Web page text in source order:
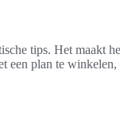
tips. Het maakt
een plan te